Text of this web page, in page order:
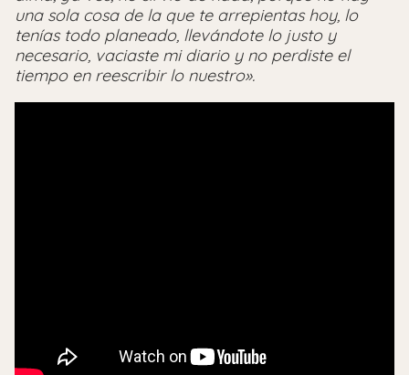
una sola cosa de la que te arrepientas hoy, lo
tenías todo planeado, llevándote lo justo y
necesario, vaciaste mi diario y no perdiste el
tiempo en reescribir lo nuestro».